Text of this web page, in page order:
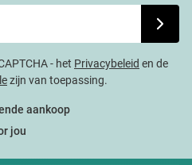
- het Privacybeleid en de
zijn van toepassing.
aankoop
jou